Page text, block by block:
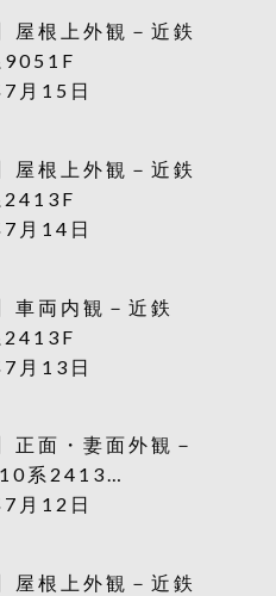
屋根上外観－近鉄
月15日
屋根上外観－近鉄
月14日
車両内観－近鉄
月13日
正面・妻面外観－
系2413…
月12日
屋根上外観－近鉄